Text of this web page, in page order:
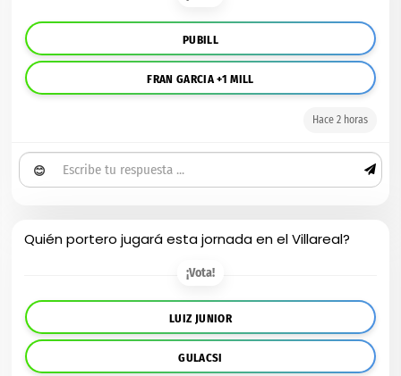
PUBILL
FRAN GARCIA +1 MILL
Hace 2 horas
😊
Quién portero jugará esta jornada en el Villareal?
¡Vota!
LUIZ JUNIOR
GULACSI